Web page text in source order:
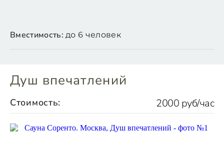
Вместимость: до 6 человек
Душ впечатлений
Стоимость: 2000 руб/час